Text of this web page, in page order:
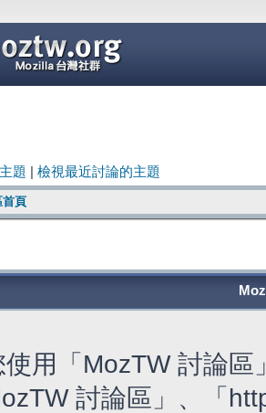
題 檢視最近討論的主題
首頁
使用「MozTW 討論
討論區」、「